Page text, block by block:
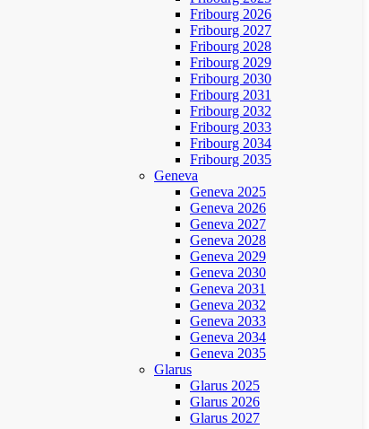
Fribourg 2026
Fribourg 2027
Fribourg 2028
Fribourg 2029
Fribourg 2030
Fribourg 2031
Fribourg 2032
Fribourg 2033
Fribourg 2034
Fribourg 2035
Geneva
Geneva 2025
Geneva 2026
Geneva 2027
Geneva 2028
Geneva 2029
Geneva 2030
Geneva 2031
Geneva 2032
Geneva 2033
Geneva 2034
Geneva 2035
Glarus
Glarus 2025
Glarus 2026
Glarus 2027